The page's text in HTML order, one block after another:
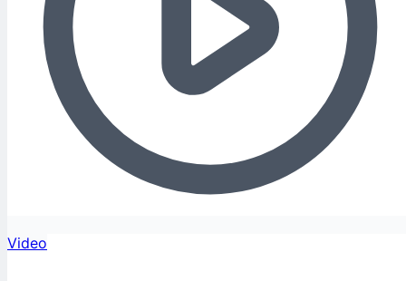
Video